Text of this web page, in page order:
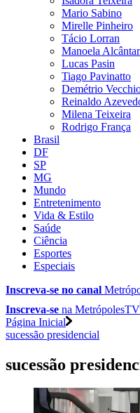
Mario Sabino
Mirelle Pinheiro
Tácio Lorran
Manoela
Lucas Pasin
Tiago Pavinatto
Demétrio
Reinaldo
Milena Teixeira
Rodrigo França
Brasil
DF
SP
MG
Mundo
Entretenimento
Vida & Estilo
Saúde
Ciência
Esportes
Especiais
Inscreva-se no canal
Inscreva-se na MetrópolesTV
Página Inicial
sucessão presidencial
sucessão